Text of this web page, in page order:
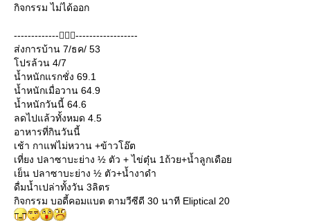
กิจกรรม ไม่ได้ออก
-------------------------------
ส่งการบ้าน 7/ธค/ 53
ปรล้วน 4/7
น้ำหนักแรกชั่ง 69.1
น้ำหนักเมื่อวาน 64.9
น้ำหนักวันนี้ 64.6
ลดไปแล้วทั้งหมด 4.5
อาหารที่กินวันนี้
เช้า กาแฟไม่หวาน +ข้าวโอ๊ต
เที่ยง ปลาซาบะย่าง ½ ตัว + ไข่ตุ๋น 1ถ้วย+น้ำลูกเดือ
เย็น ปลาซาบะย่าง ½ ตัว+น้ำงาดำ
ดื่มน้ำเปล่าทั้งวัน 3ลิตร
กิจกรรม บอดี้คอมแบต ตามวีซีดี 30 นาที Eliptical 20